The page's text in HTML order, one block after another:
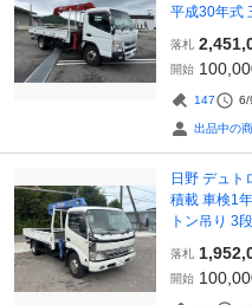
平成30年式
落札
開始
147 6/
出品中の
日野 デュト
積載 車検1
トン吊り 3
落札
開始